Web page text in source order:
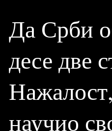
Да Срби
десе две
научио